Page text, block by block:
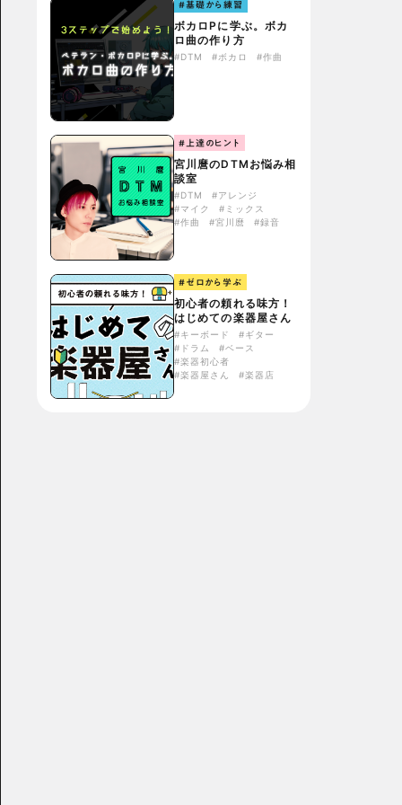
#基礎から練習
ボカロPに学ぶ。ボカ
ロ曲の作り方
#DTM #ボカロ #作曲
#上達のヒント
宮川麿のDTMお悩み相
談室
#DTM
#アレンジ
#マイク
#ミックス
#作曲
#宮川麿 #録音
#ゼロから学ぶ
初心者の頼れる味方！
はじめての楽器屋さん
#キーボード
#ギター
#ドラム
#ベース
#楽器初心者
#楽器屋さん
#楽器店